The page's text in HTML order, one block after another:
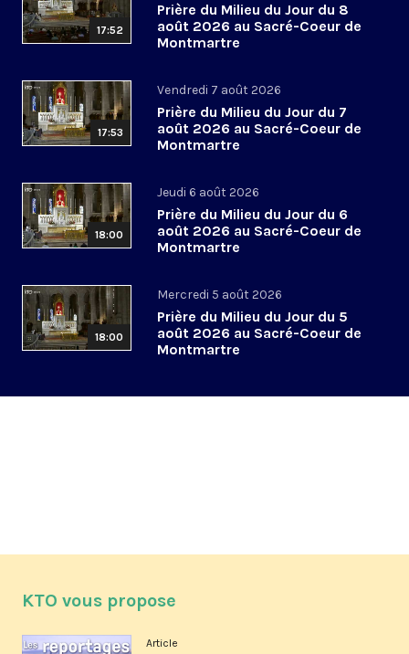
17:52
Prière du Milieu du Jour du 8
août 2026 au Sacré-Coeur de
Montmartre
17:53
Vendredi 7 août 2026
Prière du Milieu du Jour du 7
août 2026 au Sacré-Coeur de
Montmartre
18:00
Jeudi 6 août 2026
Prière du Milieu du Jour du 6
août 2026 au Sacré-Coeur de
Montmartre
18:00
Mercredi 5 août 2026
Prière du Milieu du Jour du 5
août 2026 au Sacré-Coeur de
Montmartre
KTO vous propose
Article